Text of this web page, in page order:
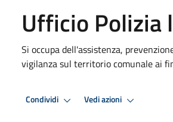
Ufficio Polizia
Si occupa dell'assistenza,
vigilanza sul territorio comunale ai
Condividi Vedi azioni